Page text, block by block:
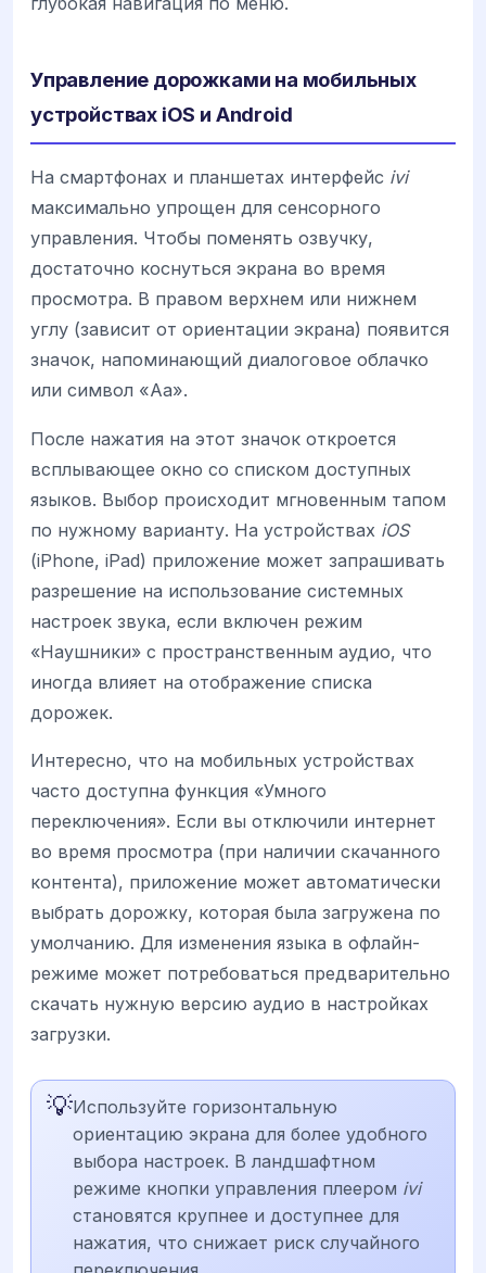
Управление дорожками на мобильных
устройствах iOS и Android
На смартфонах и планшетах интерфейс ivi
максимально упрощен для сенсорного
управления. Чтобы поменять озвучку,
достаточно коснуться экрана во время
просмотра. В правом верхнем или нижнем
углу (зависит от ориентации экрана) появится
значок, напоминающий диалоговое облачко
или символ «Аа».
После нажатия на этот значок откроется
всплывающее окно со списком доступных
языков. Выбор происходит мгновенным тапом
по нужному варианту. На устройствах iOS
(iPhone, iPad) приложение может запрашивать
разрешение на использование системных
настроек звука, если включен режим
«Наушники» с пространственным аудио, что
иногда влияет на отображение списка
дорожек.
Интересно, что на мобильных устройствах
часто доступна функция «Умного
переключения». Если вы отключили интернет
во время просмотра (при наличии скачанного
контента), приложение может автоматически
выбрать дорожку, которая была загружена по
умолчанию. Для изменения языка в офлайн-
режиме может потребоваться предварительно
скачать нужную версию аудио в настройках
загрузки.
💡Используйте горизонтальную
ориентацию экрана для более удобного
выбора настроек. В ландшафтном
режиме кнопки управления плеером ivi
становятся крупнее и доступнее для
нажатия, что снижает риск случайного